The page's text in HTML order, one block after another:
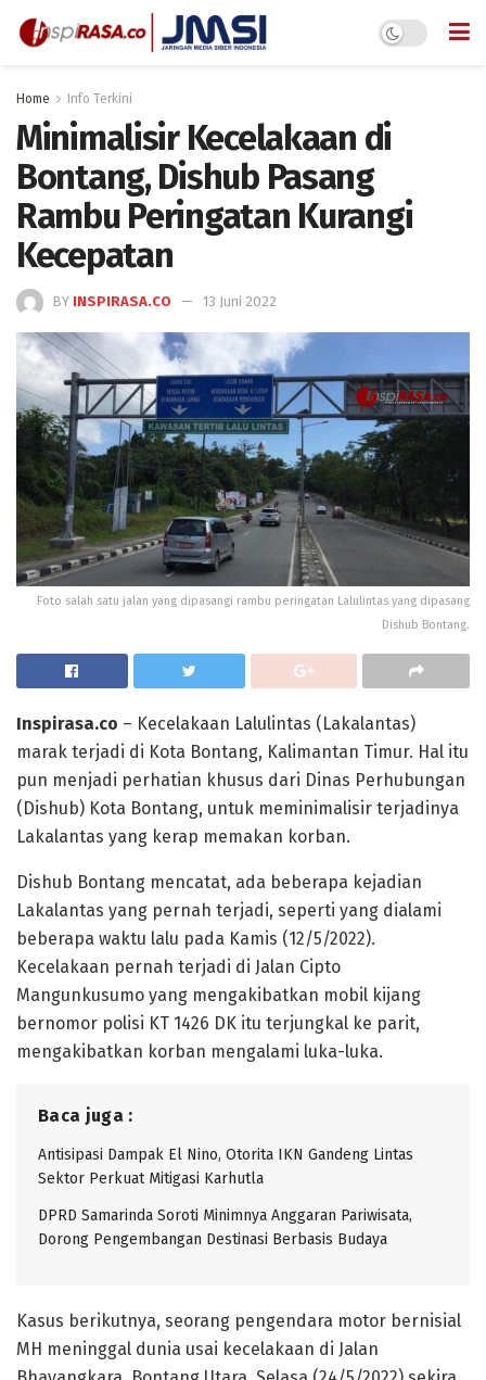
Home Info Terkini
Minimalisir Kecelakaan di
Bontang, Dishub Pasang
Rambu Peringatan Kurangi
Kecepatan
BY INSPIRASA.CO 13 Juni 2022
Foto salah satu jalan yang dipasangi rambu peringatan Lalulintas yang dipasang
Dishub Bontang.
Inspirasa.co – Kecelakaan Lalulintas (Lakalantas)
marak terjadi di Kota Bontang, Kalimantan Timur. Hal itu
pun menjadi perhatian khusus dari Dinas Perhubungan
(Dishub) Kota Bontang, untuk meminimalisir terjadinya
Lakalantas yang kerap memakan korban.
Dishub Bontang mencatat, ada beberapa kejadian
Lakalantas yang pernah terjadi, seperti yang dialami
beberapa waktu lalu pada Kamis (12/5/2022).
Kecelakaan pernah terjadi di Jalan Cipto
Mangunkusumo yang mengakibatkan mobil kijang
bernomor polisi KT 1426 DK itu terjungkal ke parit,
mengakibatkan korban mengalami luka-luka.
Baca juga :
Antisipasi Dampak El Nino, Otorita IKN Gandeng Lintas
Sektor Perkuat Mitigasi Karhutla
DPRD Samarinda Soroti Minimnya Anggaran Pariwisata,
Dorong Pengembangan Destinasi Berbasis Budaya
Kasus berikutnya, seorang pengendara motor bernisial
MH meninggal dunia usai kecelakaan di Jalan